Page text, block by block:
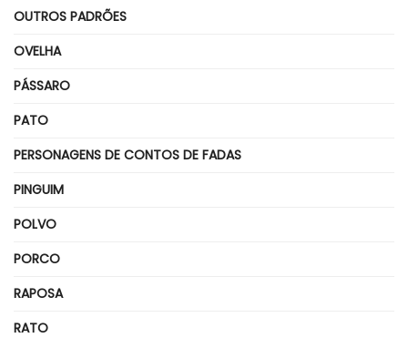
OUTROS PADRÕES
OVELHA
PÁSSARO
PATO
PERSONAGENS DE CONTOS DE FADAS
PINGUIM
POLVO
PORCO
RAPOSA
RATO